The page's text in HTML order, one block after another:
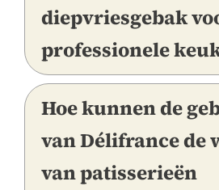
diepvriesgebak
professionele
Hoe kunnen de
van Délifrance de
van patisserieën